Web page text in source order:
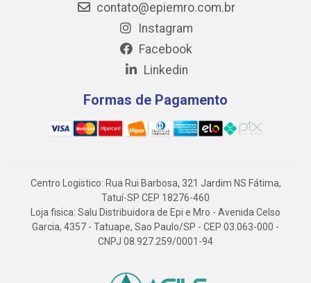
contato@epiemro.com.br
Instagram
Facebook
Linkedin
Formas de Pagamento
Centro Logistico: Rua Rui Barbosa, 321 Jardim NS Fátima,
Tatuí-SP CEP 18276-460
Loja fisica: Salu Distribuidora de Epi e Mro - Avenida Celso
Garcia, 4357 - Tatuape, Sao Paulo/SP - CEP 03.063-000 -
CNPJ 08.927.259/0001-94